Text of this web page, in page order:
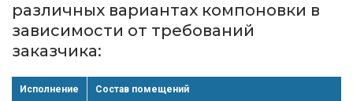
различных вариантах компоновки в
зависимости от требований
заказчика:
Исполнение Состав помещений